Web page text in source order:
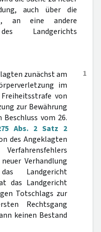
auch über die
an eine andere
Landgerichts
1
zunächst am
im
von
zur Bewährung
vom 26.
Abs. 2 Satz 2
des Angeklagten
Verhandlung
Landgericht
das Landgericht
Totschlags zur
Rechtsgang
keinen Bestand